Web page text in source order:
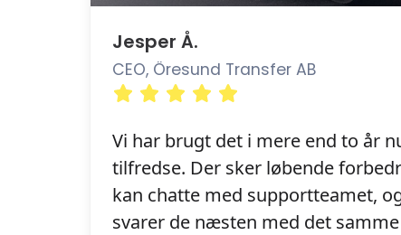
Jesper Å.
CEO, Öresund Transfer AB
Vi har brugt det i mere end to år
tilfredse. Der sker løbende
kan chatte med supportteamet,
svarer de næsten med det